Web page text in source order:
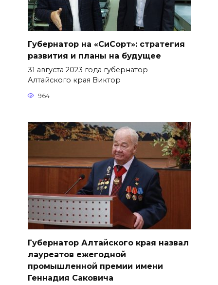
Губернатор на «СиСорт»: стратегия
развития и планы на будущее
31 августа 2023 года губернатор
Алтайского края Виктор
964
Губернатор Алтайского края назвал
лауреатов ежегодной
промышленной премии имени
Геннадия Саковича